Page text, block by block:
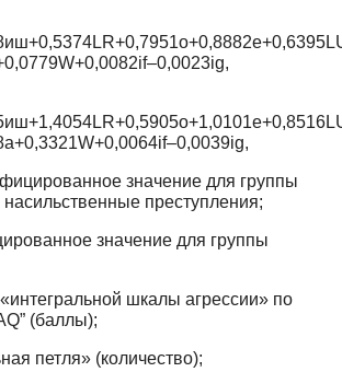
значение для группы
преступления;
значение для группы
шкалы агрессии» по
(баллы);
петля» (количество);